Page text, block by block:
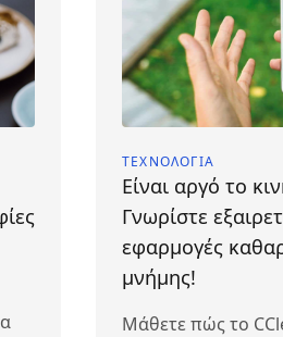
ΤΕΧΝΟΛΟΓΊΑ
Είναι αργό το
Γνωρίστε
εφαρμογές
μνήμης!
Μάθετε πώς το